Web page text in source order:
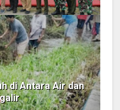
di Antara Air dan